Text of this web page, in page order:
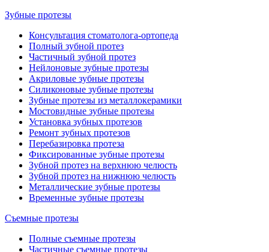
Зубные протезы
Консультация стоматолога-ортопеда
Полный зубной протез
Частичный зубной протез
Нейлоновые зубные протезы
Акриловые зубные протезы
Силиконовые зубные протезы
Зубные протезы из металлокерамики
Мостовидные зубные протезы
Установка зубных протезов
Ремонт зубных протезов
Перебазировка протеза
Фиксированные зубные протезы
Зубной протез на верхнюю челюсть
Зубной протез на нижнюю челюсть
Металлические зубные протезы
Временные зубные протезы
Съемные протезы
Полные съемные протезы
Частичные съемные протезы